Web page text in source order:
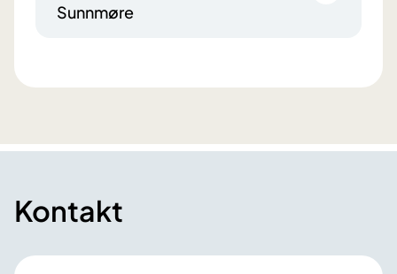
Sunnmøre
Kontakt